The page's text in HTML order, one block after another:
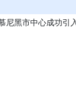
尼黑市中心成功引